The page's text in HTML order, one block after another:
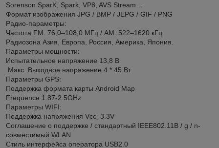
Sorenson SparK, Spark, VP8, AVS Stream…
Формат изображения JPG / BMP / JEPG / GIF / PNG
Радио-параметры:
Частота FM: 76,0–108,0 МГц / AM: 522–1620 кГц
Радиозона Азия, Европа, Россия, Америка, Япония.
Параметры мощности:
Испытательное напряжение 13,8 В
Макс. Выходное напряжение 4 * 45 Вт
Параметры GPS:
Поддержка формата карты Android Map
Frequence 1.87-2.5GHz
Параметры WIFI:
Поддержка напряжения Vcc_3.3V
Соглашение о поддержке / стандартный IEEE802.11B / g / n-
совместимый WLAN
Стиль интерфейса оператора USB2.0